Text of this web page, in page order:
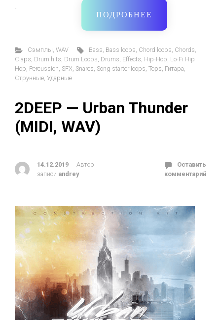
·
ПОДРОБНЕЕ
Cэмплы, WAV Bass, Bass loops, Chord loops, Chords,
Claps, Drum hits, Drum Loops, Drums, Effects, Hip-Hop, Lo-Fi Hip
Hop, Percussion, SFX, Snares, Song starter loops, Tops, Гитара,
Струнные, Ударные
2DEEP — Urban Thunder
(MIDI, WAV)
14.12.2019
Автор
записи andrey
Оставить
комментарий